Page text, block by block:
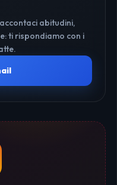
abitudini,
ti rispondiamo con i